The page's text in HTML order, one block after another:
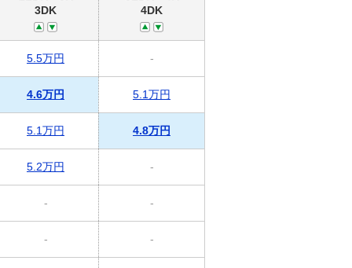
3DK
4DK
5.5万円 -
4.6万円 5.1万円
5.1万円 4.8万円
5.2万円 -
- -
- -